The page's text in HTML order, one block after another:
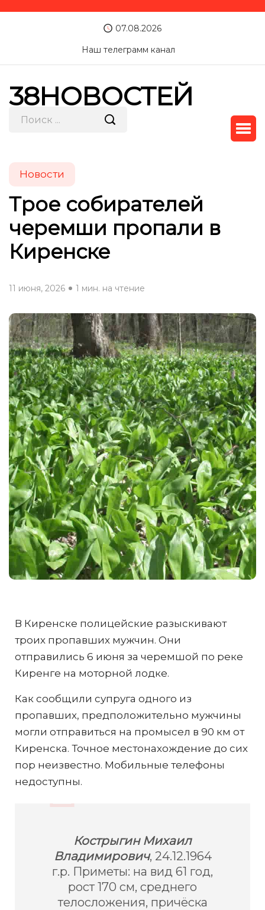
07.08.2026
Наш телеграмм канал
38НОВОСТЕЙ
Новости
Трое собирателей
черемши пропали в
Киренске
11 июня, 2026 1 мин. на чтение
В Киренске полицейские разыскивают
троих пропавших мужчин. Они
отправились 6 июня за черемшой по реке
Киренге на моторной лодке.
Как сообщили супруга одного из
пропавших, предположительно мужчины
могли отправиться на промысел в 90 км от
Киренска. Точное местонахождение до сих
пор неизвестно. Мобильные телефоны
недоступны.
Кострыгин Михаил
Владимирович, 24.12.1964
г.р. Приметы: на вид 61 год,
рост 170 см, среднего
телосложения, причёска